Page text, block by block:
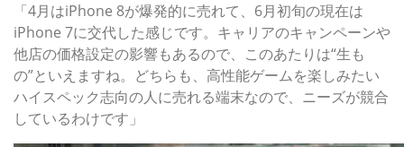
「4月はiPhone 8が爆発的に売れて、6月初旬の現在は
iPhone 7に交代した感じです。キャリアのキャンペーンや
他店の価格設定の影響もあるので、このあたりは“生も
の”といえますね。どちらも、高性能ゲームを楽しみたい
ハイスペック志向の人に売れる端末なので、ニーズが競合
しているわけです」